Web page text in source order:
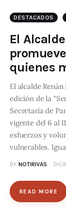
DESTACADOS
El
quienes
El alcalde
edición de la
Secretaría de
vigente del 6 al
esfuerzos y
vulnerables.
BY NOTIRIVAS
READ MORE